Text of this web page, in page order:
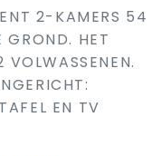
2-KAMERS 54
GROND. HET
EN TV